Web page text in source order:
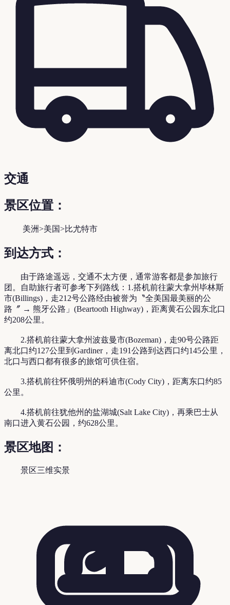
交通
景区位置：
美洲>美国>比尤特市
到达方式：
由于路途遥远，交通不太方便，通常游客都是参加旅行
团。自助旅行者可参考下列路线：1.搭机前往蒙大拿州毕林斯
市(Billings)，走212号公路经由被誉为〝全美国最美丽的公
路〞 → 熊牙公路」(Beartooth Highway)，距离黄石公园东北口
约208公里。
2.搭机前往蒙大拿州波兹曼市(Bozeman)，走90号公路距
离北口约127公里到Gardiner，走191公路到达西口约145公里，
北口与西口都有很多的旅馆可供住宿。
3.搭机前往怀俄明州的科迪市(Cody City)，距离东口约85
公里。
4.搭机前往犹他州的盐湖城(Salt Lake City)，再乘巴士从
南口进入黄石公园，约628公里。
景区地图：
景区三维实景